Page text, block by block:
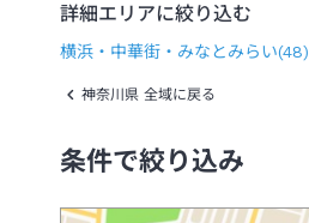
詳細エリアに絞り込む
横浜・中華街・みなとみらい(48)
神奈川県 全域に戻る
条件で絞り込み